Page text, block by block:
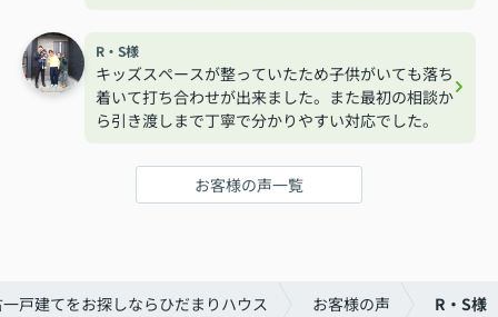
R・S様
キッズスペースが整っていたため子供がいても落ち
着いて打ち合わせが出来ました。また最初の相談か
ら引き渡しまで丁寧で分かりやすい対応でした。
お客様の声一覧
戸建てをお探しならひだまりハウス お客様の声 R・S様